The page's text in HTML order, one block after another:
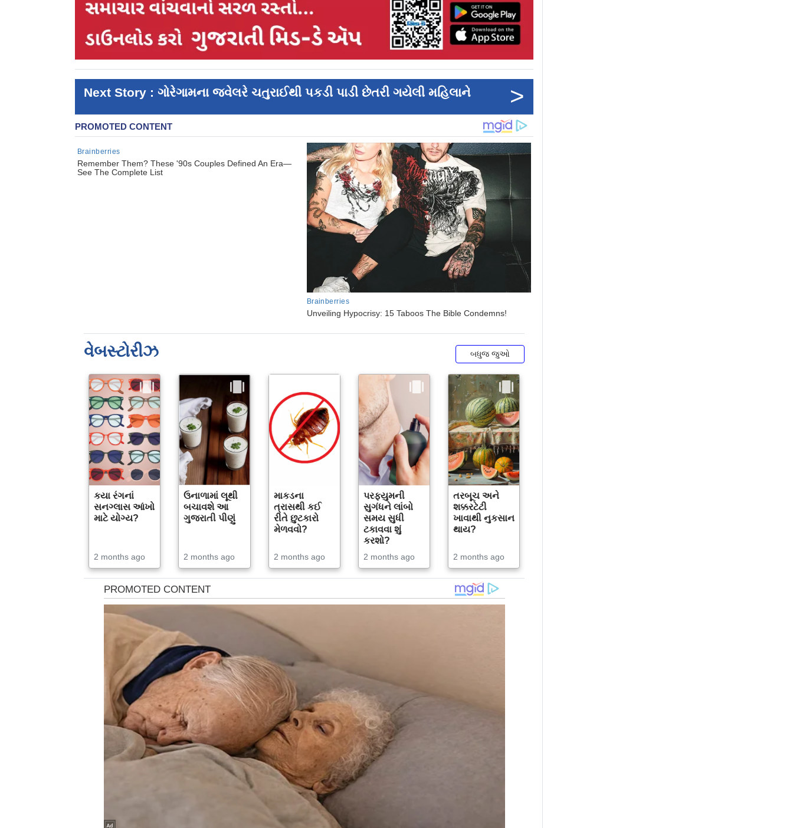
Next Story : ગોરેગામના જ્વેલરે ચતુરાઈથી પકડી પાડી છેતરી ગયેલી મહિલાને >
વેબસ્ટોરીઝ બધુજ જુઓ
કયા રંગનાં
સનગ્લાસ આંખો
માટે યોગ્ય?
2 months ago
ઉનાળામાં લૂથી
બચાવશે આ
ગુજરાતી પીણું
2 months ago
માકડના
ત્રાસથી કઈ
રીતે છુટકારો
મેળવવો?
2 months ago
પરફ્યુમની
સુગંધને લાંબો
સમય સુધી
ટકાવવા શું
કરશો?
2 months ago
તરબૂચ અને
શક્કરટેટી
ખાવાથી નુકસાન
થાય?
2 months ago